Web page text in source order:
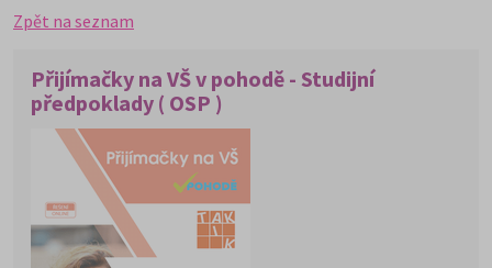
Zpět na seznam
Přijímačky na VŠ v pohodě - Studijní
předpoklady ( OSP )